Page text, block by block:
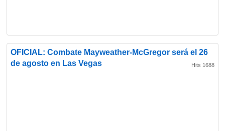
OFICIAL: Combate Mayweather-McGregor será el 26
de agosto en Las Vegas
Hits 1688